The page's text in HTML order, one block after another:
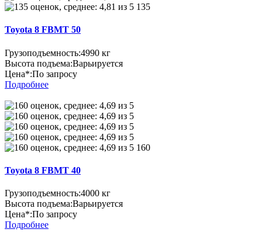
135
Toyota 8 FBMT 50
Грузоподъемность:4990 кг
Высота подъема:Варьируется
Цена*:По запросу
Подробнее
160
Toyota 8 FBMT 40
Грузоподъемность:4000 кг
Высота подъема:Варьируется
Цена*:По запросу
Подробнее